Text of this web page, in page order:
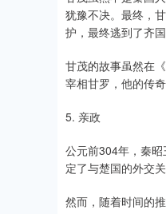
犹豫不决。最终，
护，最终逃到了齐国
甘茂的故事虽然在
宰相甘罗，他的传
5. 亲政
公元前304年，秦
定了与楚国的外交
然而，随着时间的